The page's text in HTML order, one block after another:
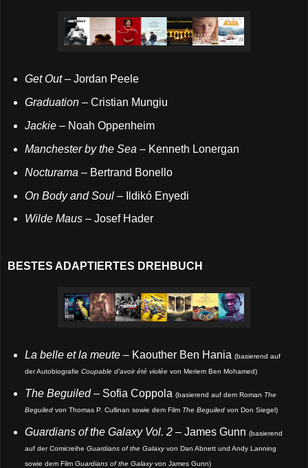
Get Out– Jordan Peele
Graduation – Cristian Mungiu
Jackie – Noah Oppenheim
Manchester by the Sea – Kenneth Lonergan
Nocturama – Bertrand Bonello
On Body and Soul – Ildikó Enyedi
Wilde Maus – Josef Hader
BESTES ADAPTIERTES DREHBUCH
La belle et la meute – Kaouther Ben Hania (basierend auf
der Autobiografie Coupable d'avoir été violée von Meriem Ben Mohamed)
The Beguiled– Sofia Coppola (basierend auf dem Roman The
Beguiled von Thomas P. Cullinan sowie dem Film The Beguiled von Don Siegel)
Guardians of the Galaxy Vol. 2 – James Gunn (basierend
auf der Comicreihe Guardians of the Galaxyvon Dan Abnett und Andy Lanning
sowie dem Film Guardians of the Galaxyvon James Gunn)